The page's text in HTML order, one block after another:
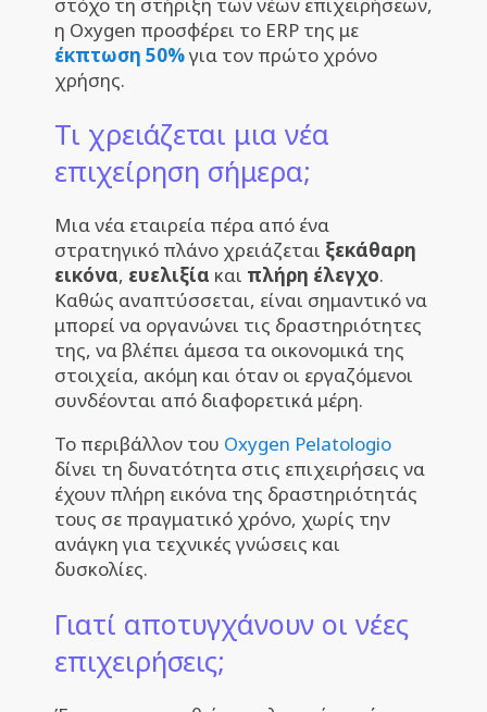
στόχο τη στήριξη των νέων επιχειρήσεων,
η Oxygen προσφέρει το ERP της με
έκπτωση 50%για τον πρώτο χρόνο
χρήσης.
Τι χρειάζεται μια νέα
επιχείρηση σήμερα;
Μια νέα εταιρεία πέρα από ένα
στρατηγικό πλάνο χρειάζεται ξεκάθαρη
εικόνα, ευελιξία και πλήρη έλεγχο.
Καθώς αναπτύσσεται, είναι σημαντικό να
μπορεί να οργανώνει τις δραστηριότητες
της, να βλέπει άμεσα τα οικονομικά της
στοιχεία, ακόμη και όταν οι εργαζόμενοι
συνδέονται από διαφορετικά μέρη.
Το περιβάλλον του Oxygen Pelatologio
δίνει τη δυνατότητα στις επιχειρήσεις να
έχουν πλήρη εικόνα της δραστηριότητάς
τους σε πραγματικό χρόνο, χωρίς την
ανάγκη για τεχνικές γνώσεις και
δυσκολίες.
Γιατί αποτυγχάνουν οι νέες
επιχειρήσεις;